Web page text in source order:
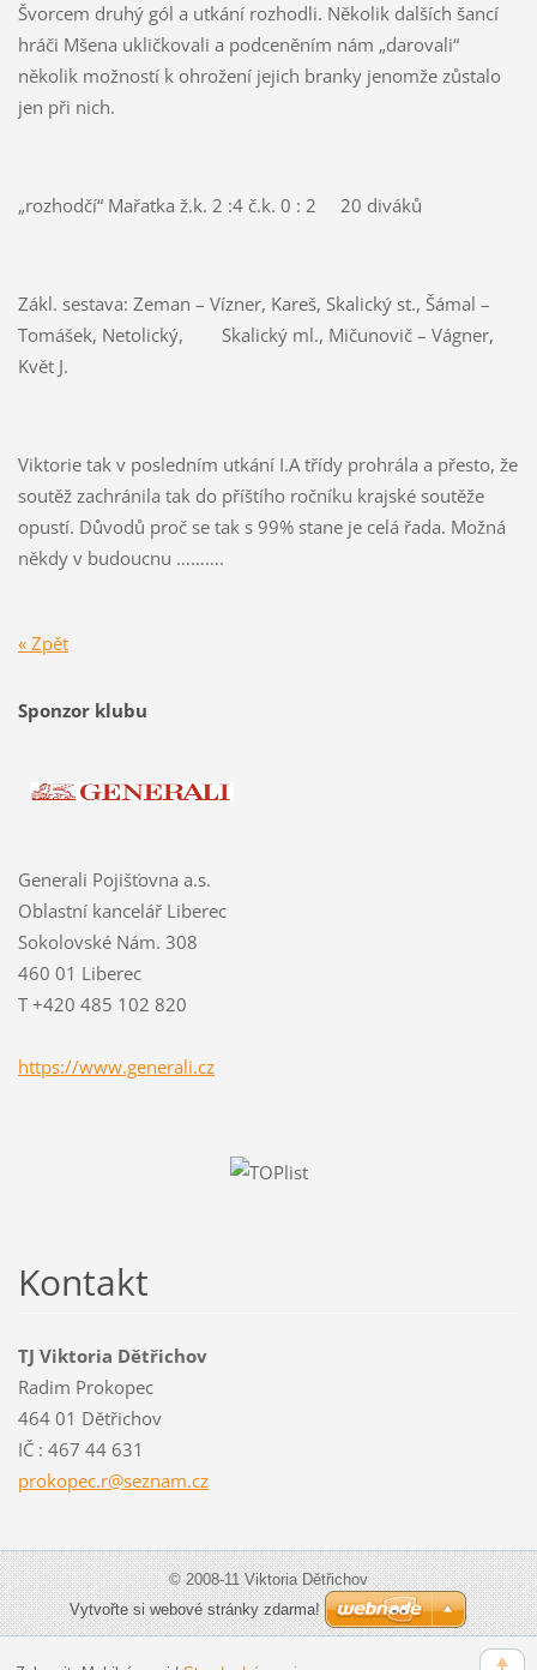
Švorcem druhý gól a utkání rozhodli. Několik dalších šancí
hráči Mšena ukličkovali a podceněním nám „darovali“
několik možností k ohrožení jejich branky jenomže zůstalo
jen při nich.
„rozhodčí“ Mařatka ž.k. 2 :4 č.k. 0 : 2 20 diváků
Zákl. sestava: Zeman – Vízner, Kareš, Skalický st., Šámal –
Tomášek, Netolický, Skalický ml., Mičunovič – Vágner,
Květ J.
Viktorie tak v posledním utkání I.A třídy prohrála a přesto, že
soutěž zachránila tak do příštího ročníku krajské soutěže
opustí. Důvodů proč se tak s 99% stane je celá řada. Možná
někdy v budoucnu ……….
« Zpět
Sponzor klubu
Generali Pojišťovna a.s.
Oblastní kancelář Liberec
Sokolovské Nám. 308
460 01 Liberec
T +420 485 102 820
https://www.generali.cz
Kontakt
TJ Viktoria Dětřichov
Radim Prokopec
464 01 Dětřichov
IČ : 467 44 631
prokopec.r@seznam.cz
© 2008-11 Viktoria Dětřichov
Vytvořte si webové stránky zdarma!